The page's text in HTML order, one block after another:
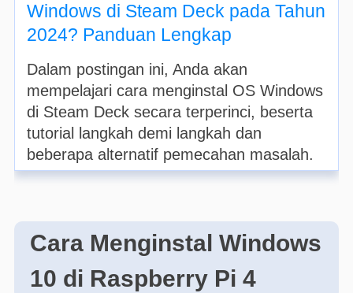
Windows di Steam Deck pada Tahun
2024? Panduan Lengkap
Dalam postingan ini, Anda akan
mempelajari cara menginstal OS Windows
di Steam Deck secara terperinci, beserta
tutorial langkah demi langkah dan
beberapa alternatif pemecahan masalah.
Cara Menginstal Windows
10 di Raspberry Pi 4